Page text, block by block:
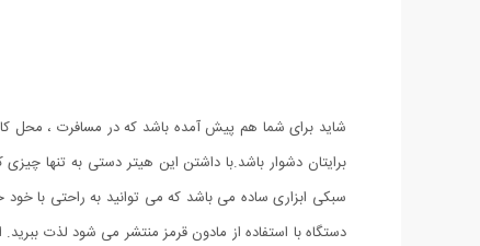
شاید برای شما هم پیش آمده باشد که در مسافرت ، محل
سبکی ابزاری ساده می باشد که می توانید به راحتی با
دستگاه با استفاده از مادون قرمز منتشر می شود لذت